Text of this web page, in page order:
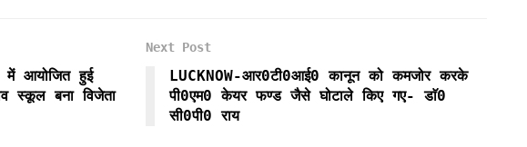
में आयोजित हुई
स्कूल बना विजेता
Next Post
LUCKNOW-आर0टी0आई0 कानून को कमजोर करके
पी0एम0 केयर फण्ड जैसे घोटाले किए गए- डाॅ0
सी0पी0 राय